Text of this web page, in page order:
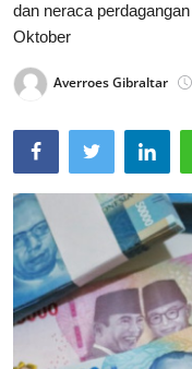
Redaksi
Politik
Olahraga
Nasional
Lainya
dan neraca
Oktober
Averroes Gibraltar